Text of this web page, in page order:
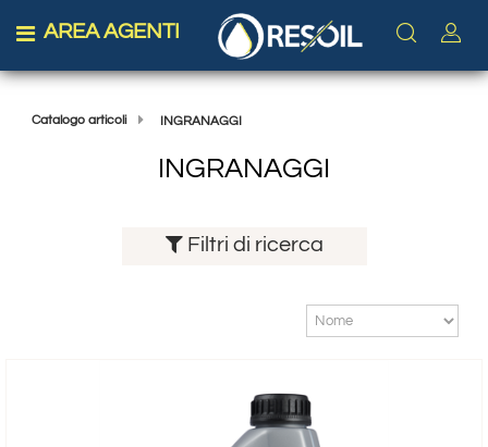
Open menu
AREA AGENTI
Catalogo articoli INGRANAGGI
INGRANAGGI
Filtri di ricerca